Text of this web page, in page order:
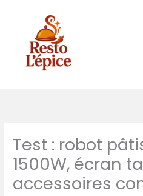
Test : robot
1500W, écran
accessoires